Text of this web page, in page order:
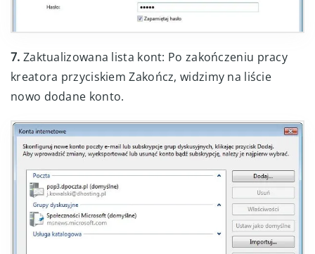
7. Zaktualizowana lista kont: Po zakończeniu pracy
kreatora przyciskiem Zakończ, widzimy na liście
nowo dodane konto.